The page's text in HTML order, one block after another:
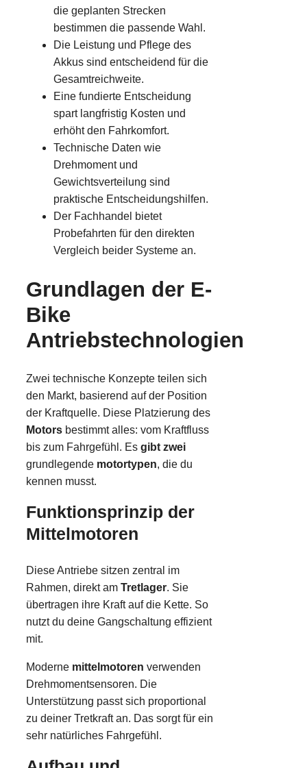
die geplanten Strecken
bestimmen die passende Wahl.
Die Leistung und Pflege des
Akkus sind entscheidend für die
Gesamtreichweite.
Eine fundierte Entscheidung
spart langfristig Kosten und
erhöht den Fahrkomfort.
Technische Daten wie
Drehmoment und
Gewichtsverteilung sind
praktische Entscheidungshilfen.
Der Fachhandel bietet
Probefahrten für den direkten
Vergleich beider Systeme an.
Grundlagen der E-
Bike
Antriebstechnologien
Zwei technische Konzepte teilen sich
den Markt, basierend auf der Position
der Kraftquelle. Diese Platzierung des
Motors bestimmt alles: vom Kraftfluss
bis zum Fahrgefühl. Es gibt zwei
grundlegende motortypen, die du
kennen musst.
Funktionsprinzip der
Mittelmotoren
Diese Antriebe sitzen zentral im
Rahmen, direkt am Tretlager. Sie
übertragen ihre Kraft auf die Kette. So
nutzt du deine Gangschaltung effizient
mit.
Moderne mittelmotoren verwenden
Drehmomentsensoren. Die
Unterstützung passt sich proportional
zu deiner Tretkraft an. Das sorgt für ein
sehr natürliches Fahrgefühl.